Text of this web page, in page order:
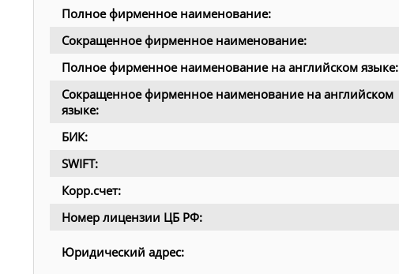
Полное фирменное наименование:
Сокращенное фирменное наименование:
Полное фирменное наименование на английском языке:
Сокращенное фирменное наименование на английском
языке:
БИК:
SWIFT:
Корр.счет:
Номер лицензии ЦБ РФ:
Юридический адрес: